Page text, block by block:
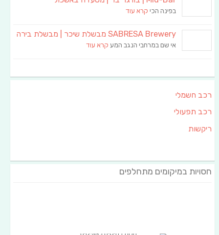
בפינה הכי קרא עוד
SABRESA Brewery מבשלת שיכר | מבשלת בירה
אי שם במרחבי הנגב המע קרא עוד
רכב חשמלי
רכב תפעולי
ריקשות
חסויות במיקומים מתחלפים